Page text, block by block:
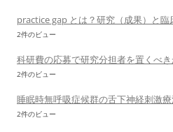
practice gap とは？研究（成果）と
2件のビュー
科研費の応募で研究分担者を置くべ
2件のビュー
睡眠時無呼吸症候群の舌下神経刺激
2件のビュー